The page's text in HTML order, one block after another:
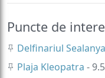
Puncte de
Delfinariul Sealanya
Plaja Kleopatra -